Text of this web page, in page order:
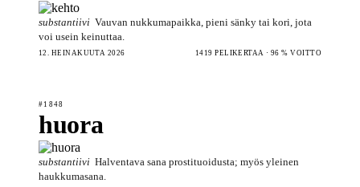
substantiivi Vauvan nukkumapaikka, pieni sänky tai kori, jota
voi usein keinuttaa.
12. HEINÄKUUTA 2026 1419 PELIKERTAA · 96 % VOITTO
#1848
huora
substantiivi Halventava sana prostituoidusta; myös yleinen
haukkumasana.